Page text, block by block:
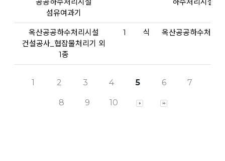
섬유여과기
옥산공공하수처리시설
건설공사_협잡물처리기 외
1종
1 식 옥산공공하수처리장
1 2 3 4 5 6 7
8 9 10